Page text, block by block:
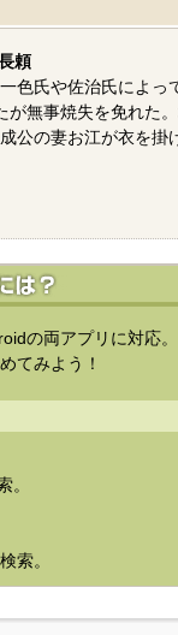
頼
色氏や佐治氏によっ
無事焼失を免れた
公の妻お江が衣を掛
の両アプリに対応。
てみよう！
。
索。